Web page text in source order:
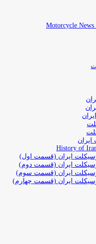
History of
ایران (قسمت اول)
ایران (قسمت دوم)
ایران (قسمت سوم)
ایران (قسمت چهارم)